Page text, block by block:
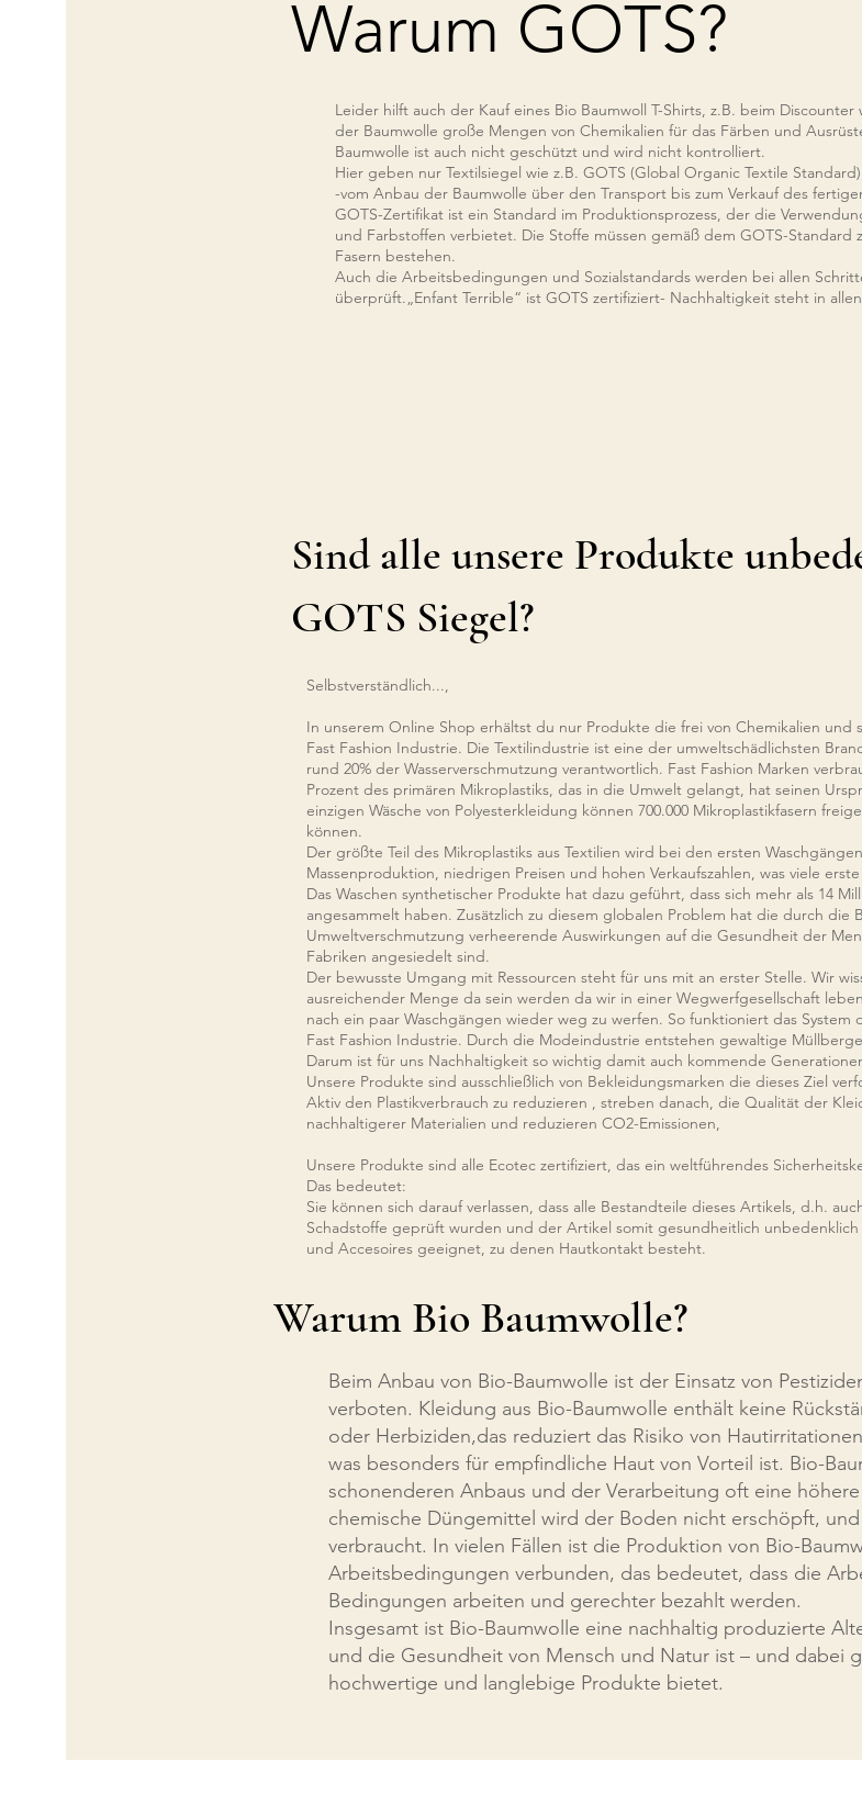
Warum GOTS?
Leider hilft auch der Kauf eines Bio Baumwoll T-Shirts, z.B. beim
der Baumwolle große Mengen von Chemikalien für das Färben und
Baumwolle ist auch nicht geschützt und wird nicht kontrolliert.
Hier geben nur Textilsiegel wie z.B. GOTS (Global Organic Textile Standard)
-vom Anbau der Baumwolle über den Transport bis zum Verkauf des
GOTS-Zertifikat ist ein Standard im Produktionsprozess, der die
und Farbstoffen verbietet. Die Stoffe müssen gemäß dem GOTS-Standard
Fasern bestehen.
Auch die Arbeitsbedingungen und Sozialstandards werden bei allen
überprüft.„Enfant Terrible“ ist GOTS zertifiziert- Nachhaltigkeit steht in
Sind alle unsere Produkte
GOTS Siegel?
Selbstverständlich...,
In unserem Online Shop erhältst du nur Produkte die frei von Chemikalien
Fast Fashion Industrie. Die Textilindustrie ist eine der umweltschädlichsten
rund 20% der Wasserverschmutzung verantwortlich. Fast Fashion Marken
Prozent des primären Mikroplastiks, das in die Umwelt gelangt, hat seinen
einzigen Wäsche von Polyesterkleidung können 700.000 Mikroplastikfasern
können.
Der größte Teil des Mikroplastiks aus Textilien wird bei den ersten
Massenproduktion, niedrigen Preisen und hohen Verkaufszahlen, was viele
Das Waschen synthetischer Produkte hat dazu geführt, dass sich mehr als 14
angesammelt haben. Zusätzlich zu diesem globalen Problem hat die durch die
Umweltverschmutzung verheerende Auswirkungen auf die Gesundheit der
Fabriken angesiedelt sind.
Der bewusste Umgang mit Ressourcen steht für uns mit an erster Stelle. Wir
ausreichender Menge da sein werden da wir in einer Wegwerfgesellschaft
nach ein paar Waschgängen wieder weg zu werfen. So funktioniert das
Fast Fashion Industrie. Durch die Modeindustrie entstehen gewaltige
Darum ist für uns Nachhaltigkeit so wichtig damit auch kommende
Unsere Produkte sind ausschließlich von Bekleidungsmarken die dieses Ziel
Aktiv den Plastikverbrauch zu reduzieren , streben danach, die Qualität der
nachhaltigerer Materialien und reduzieren CO2-Emissionen,
Unsere Produkte sind alle Ecotec zertifiziert, das ein weltführendes
Das bedeutet:
Sie können sich darauf verlassen, dass alle Bestandteile dieses Artikels, d.h.
Schadstoffe geprüft wurden und der Artikel somit gesundheitlich
und Accesoires geeignet, zu denen Hautkontakt besteht.
Warum Bio Baumwolle?
Beim Anbau von Bio-Baumwolle ist der Einsatz von
verboten. Kleidung aus Bio-Baumwolle enthält keine
oder Herbiziden,das reduziert das Risiko von
was besonders für empfindliche Haut von Vorteil ist. Bio-
schonenderen Anbaus und der Verarbeitung oft eine
chemische Düngemittel wird der Boden nicht erschöpft,
verbraucht. In vielen Fällen ist die Produktion von Bio-
Arbeitsbedingungen verbunden, das bedeutet, dass die
Bedingungen arbeiten und gerechter bezahlt werden.
Insgesamt ist Bio-Baumwolle eine nachhaltig produzierte
und die Gesundheit von Mensch und Natur ist – und dabei
hochwertige und langlebige Produkte bietet.